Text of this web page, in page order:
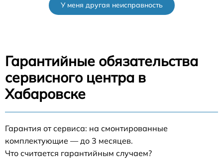
У меня другая неисправность
Гарантийные обязательства
сервисного центра в
Хабаровске
Гарантия от сервиса: на смонтированные
комплектующие — до 3 месяцев.
Что считается гарантийным случаем?